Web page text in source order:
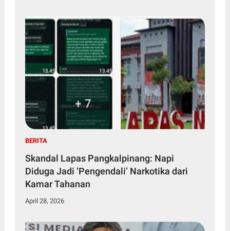
BERITA
Skandal Lapas Pangkalpinang: Napi
Diduga Jadi ‘Pengendali’ Narkotika dari
Kamar Tahanan
April 28, 2026